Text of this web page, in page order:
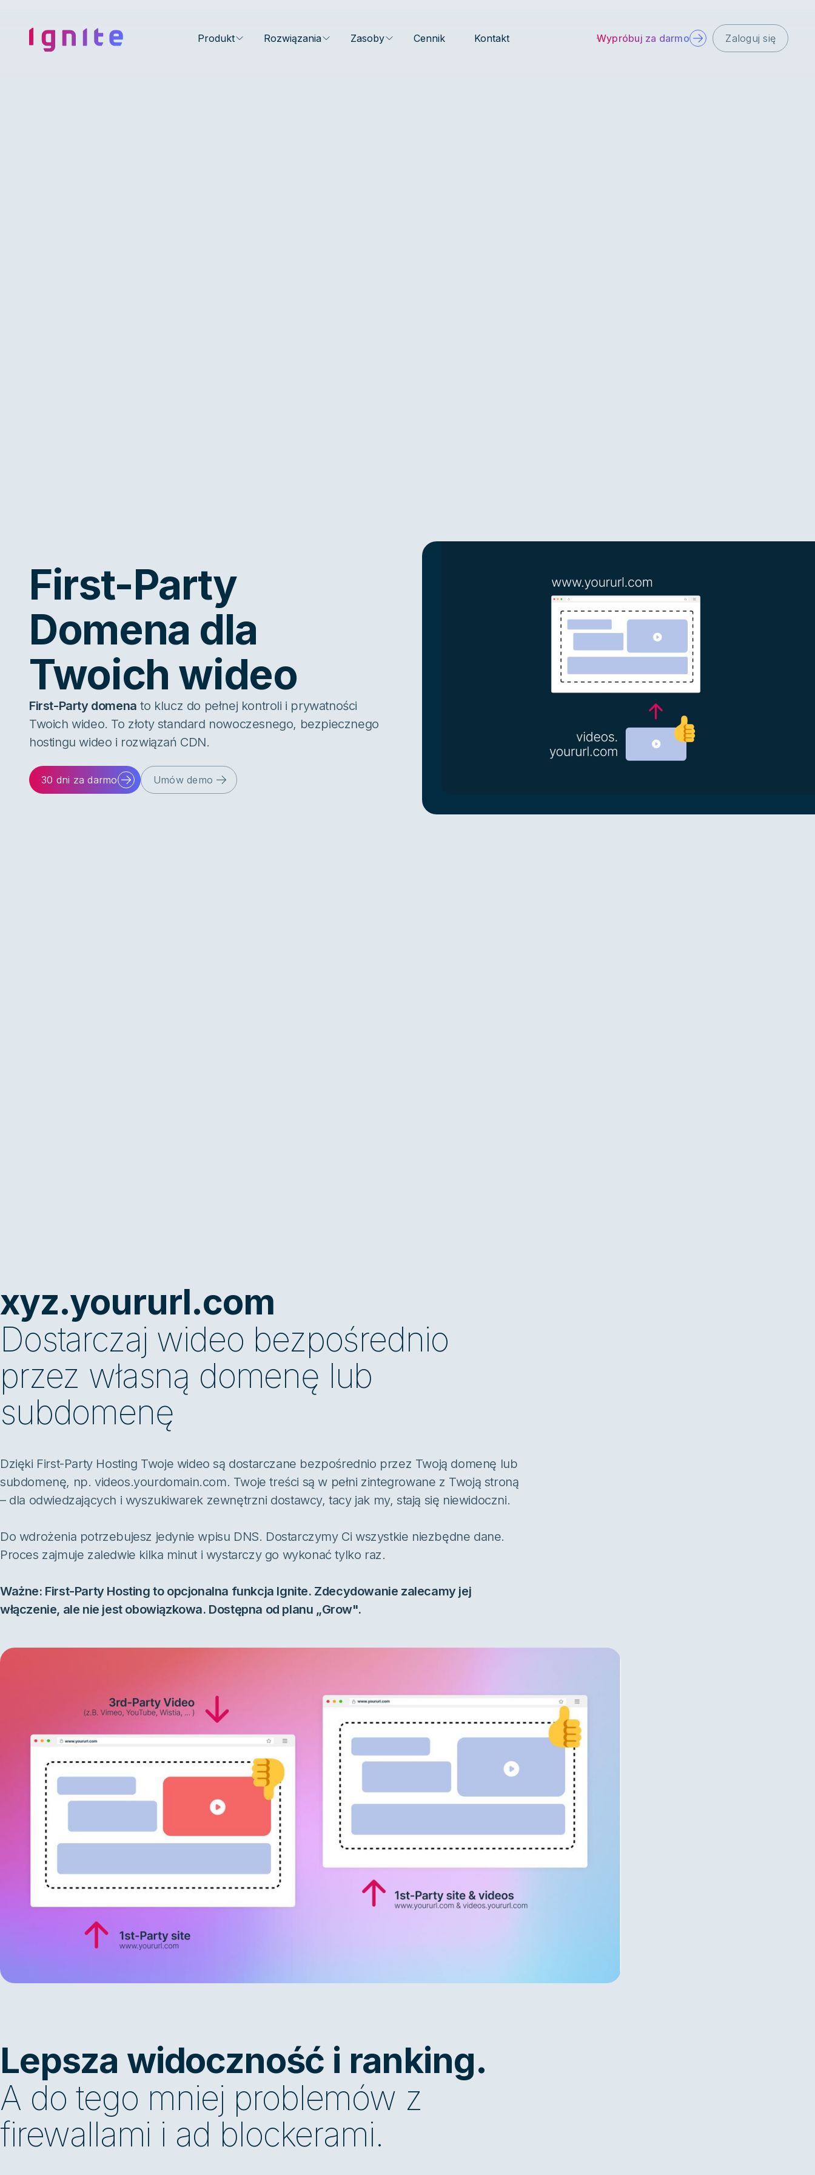
Ignite • Video Experience Cloud Produkt Rozwiązania Zasoby Cennik Kontakt Wypróbuj za darmo Zaloguj się
First-Party
Domena dla
Twoich wideo
First-Party domena to klucz do pełnej kontroli i prywatności
Twoich wideo. To złoty standard nowoczesnego, bezpiecznego
hostingu wideo i rozwiązań CDN.
30 dni za darmo Umów demo
xyz.yoururl.com
Dostarczaj wideo bezpośrednio
przez własną domenę lub
subdomenę
Dzięki First-Party Hosting Twoje wideo są dostarczane bezpośrednio przez Twoją domenę lub
subdomenę, np. videos.yourdomain.com. Twoje treści są w pełni zintegrowane z Twoją stroną
– dla odwiedzających i wyszukiwarek zewnętrzni dostawcy, tacy jak my, stają się niewidoczni.
Do wdrożenia potrzebujesz jedynie wpisu DNS. Dostarczymy Ci wszystkie niezbędne dane.
Proces zajmuje zaledwie kilka minut i wystarczy go wykonać tylko raz.
Ważne: First-Party Hosting to opcjonalna funkcja Ignite. Zdecydowanie zalecamy jej
włączenie, ale nie jest obowiązkowa. Dostępna od planu „Grow".
Lepsza widoczność i ranking.
A do tego mniej problemów z
firewallami i ad blockerami.